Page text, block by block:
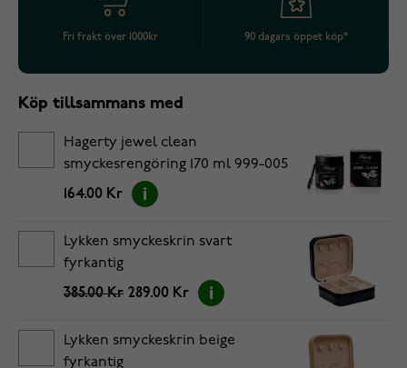
Fri frakt över 1000kr 90 dagars öppet köp*
Köp tillsammans med
Hagerty jewel clean
smyckesrengöring 170 ml 999-005
164.00 Kr
Lykken smyckeskrin svart
fyrkantig
385.00 Kr 289.00 Kr
Lykken smyckeskrin beige
fyrkantig